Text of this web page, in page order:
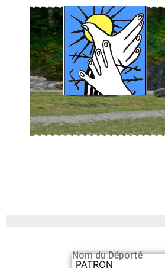
Nom du Déporté
PATRON